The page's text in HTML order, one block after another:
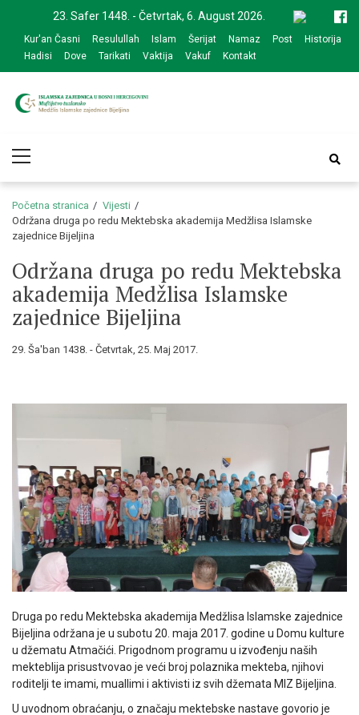
navigation
content
23. Safer 1448. - Četvrtak, 6. August 2026.
Kur'an Časni Resulullah Islam Šerijat Namaz Post
Historija
Hadisi
Dove Tarikati Vaktija Vakuf Kontakt
zajednice Bijeljina
Menu
Početna stranica
Vijesti
Održana druga po redu Mektebska akademija Medžlisa Islamske
zajednice Bijeljina
Održana druga po redu Mektebska
akademija Medžlisa Islamske
zajednice Bijeljina
29. Ša'ban 1438. - Četvrtak, 25. Maj 2017.
Druga po redu Mektebska akademija Medžlisa Islamske zajednice
Bijeljina održana je u subotu 20. maja 2017. godine u Domu kulture
u džematu Atmačići. Prigodnom programu u izvođenju naših
mekteblija prisustvovao je veći broj polaznika mekteba, njihovi
roditelji te imami, muallimi i aktivisti iz svih džemata MIZ Bijeljina.
U uvodnom obraćanju, o značaju mektebske nastave govorio je